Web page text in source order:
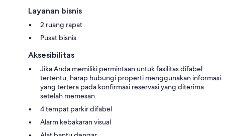
Layanan bisnis
2 ruang rapat
Pusat bisnis
Aksesibilitas
Jika Anda memiliki permintaan untuk fasilitas difabel
tertentu, harap hubungi properti menggunakan informasi
yang tertera pada konfirmasi reservasi yang diterima
setelah memesan.
4 tempat parkir difabel
Alarm kebakaran visual